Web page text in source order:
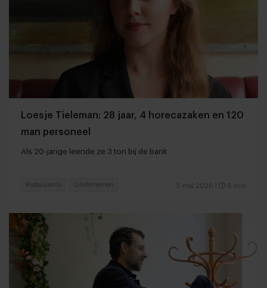
Loesje Tieleman: 28 jaar, 4 horecazaken en 120
man personeel
Als 20-jarige leende ze 3 ton bij de bank
5 mei 2026 6 min
Restaurants Ondernemen